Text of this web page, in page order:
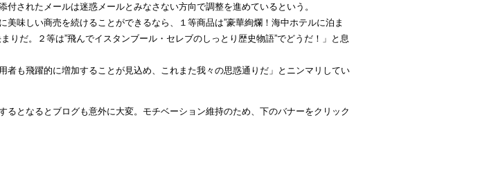
付されたメールは迷惑メールとみなさない方向で調整を進めているという。
味しい商売を続けることができるなら、１等商品は”豪華絢爛！海中ホテルに泊ま
りだ。２等は”飛んでイスタンブール・セレブのしっとり歴史物語”でどうだ！」と息
者も飛躍的に増加することが見込め、これまた我々の思惑通りだ」とニンマリしてい
となるとブログも意外に大変。モチベーション維持のため、下のバナーをクリック